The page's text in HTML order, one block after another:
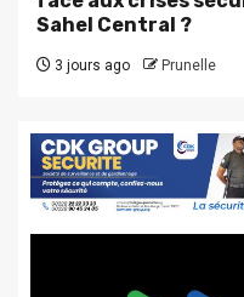
Sahel Central ?
3 jours ago Prunelle